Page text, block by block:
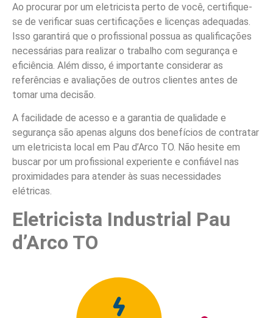
Ao procurar por um eletricista perto de você, certifique-
se de verificar suas certificações e licenças adequadas.
Isso garantirá que o profissional possua as qualificações
necessárias para realizar o trabalho com segurança e
eficiência. Além disso, é importante considerar as
referências e avaliações de outros clientes antes de
tomar uma decisão.
A facilidade de acesso e a garantia de qualidade e
segurança são apenas alguns dos benefícios de contratar
um eletricista local em Pau d’Arco TO. Não hesite em
buscar por um profissional experiente e confiável nas
proximidades para atender às suas necessidades
elétricas.
Eletricista Industrial Pau
d’Arco TO